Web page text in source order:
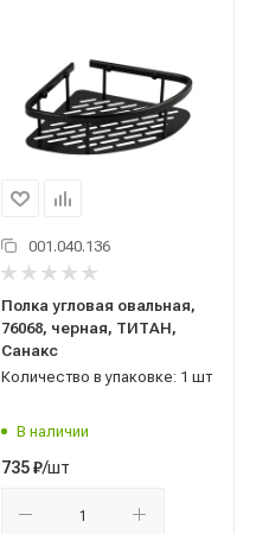
001.040.136
Полка угловая овальная,
76068, черная, ТИТАН,
Санакс
Количество в упаковке: 1 шт
В наличии
735₽/шт